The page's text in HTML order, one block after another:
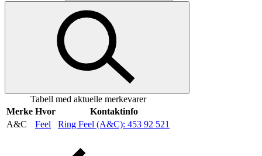
Mat og drikke
Aktiviteter
Inspirasjon
Tabell med aktuelle merkevarer
Merke Hvor
Kontaktinfo
A&C
Feel Ring Feel (A&C): 453 92 521